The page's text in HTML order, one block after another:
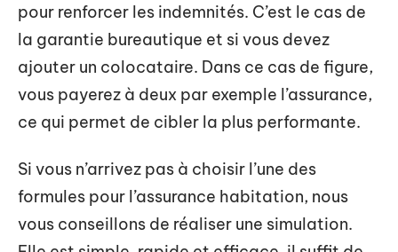
pour renforcer les indemnités. C’est le cas de
la garantie bureautique et si vous devez
ajouter un colocataire. Dans ce cas de figure,
vous payerez à deux par exemple l’assurance,
ce qui permet de cibler la plus performante.
Si vous n’arrivez pas à choisir l’une des
formules pour l’assurance habitation, nous
vous conseillons de réaliser une simulation.